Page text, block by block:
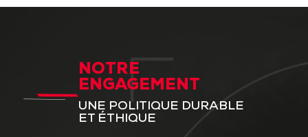
NOTRE
ENGAGEMENT
UNE POLITIQUE DURABLE
ET ÉTHIQUE